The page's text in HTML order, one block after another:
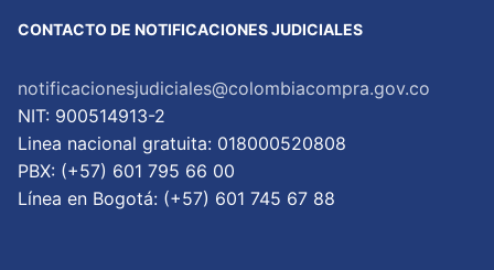
CONTACTO DE NOTIFICACIONES JUDICIALES
notificacionesjudiciales@colombiacompra.gov.co
NIT: 900514913-2
Linea nacional gratuita: 018000520808
PBX: (+57) 601 795 66 00
Lí­nea en Bogotá: (+57) 601 745 67 88